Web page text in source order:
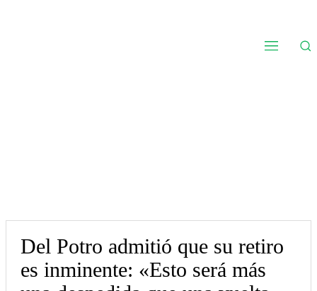
Del Potro admitió que su retiro
es inminente: «Esto será más